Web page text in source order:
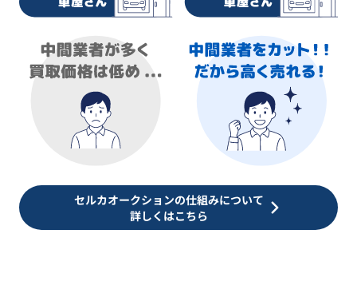
セルカオークションの仕組みについて
詳しくはこちら